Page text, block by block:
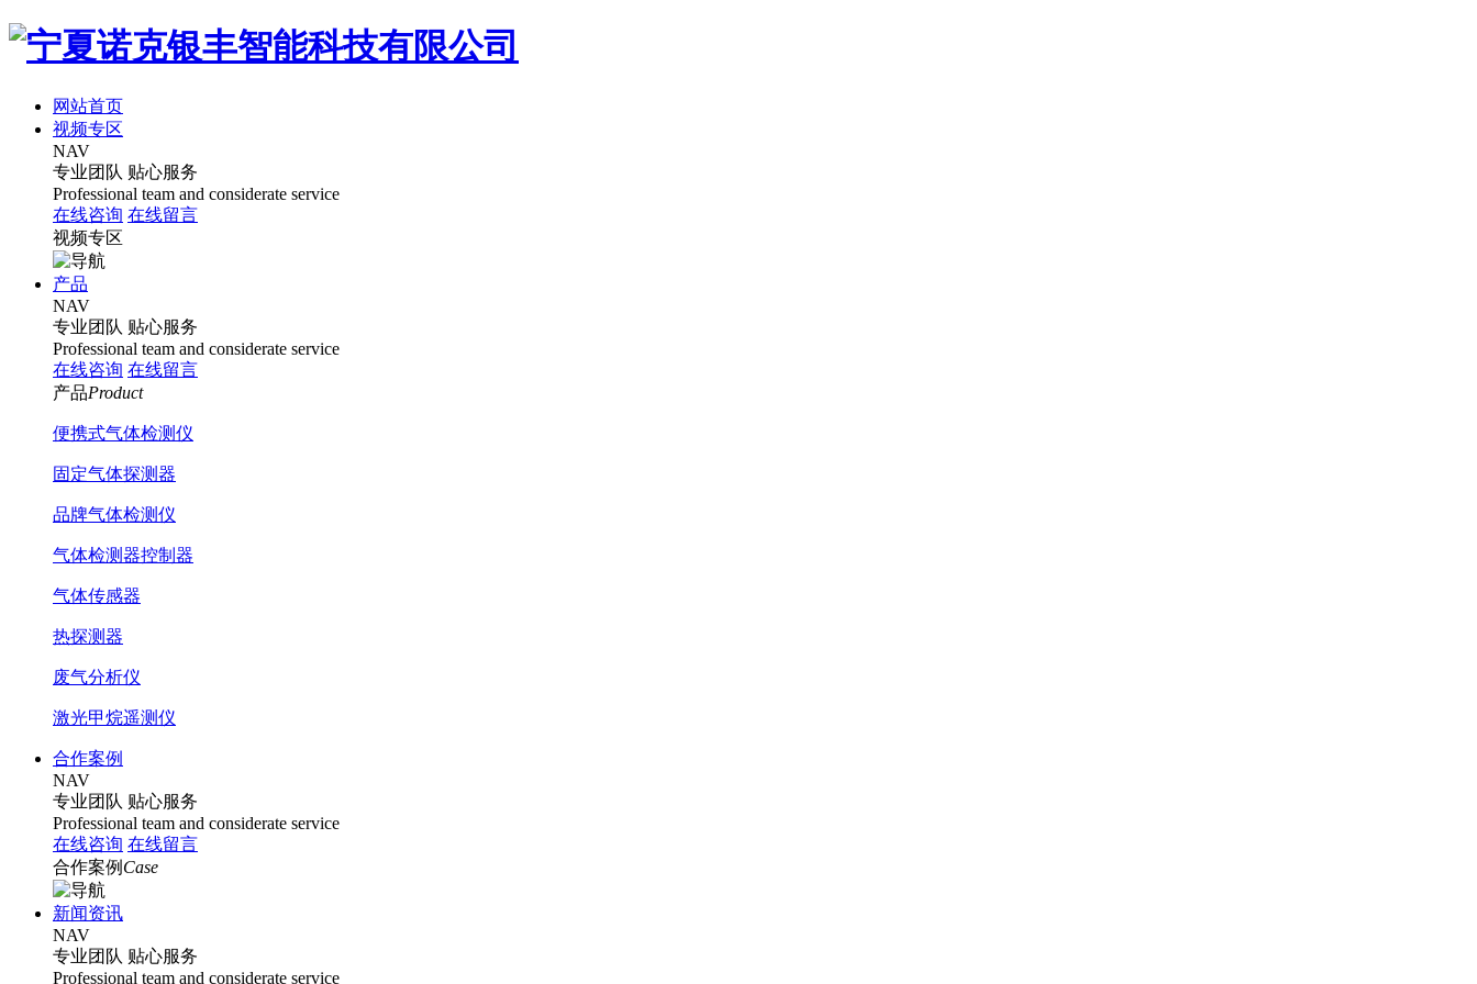
网站首页
视频专区
NAV
专业团队 贴心服务
Professional team and considerate service
在线咨询 在线留言
视频专区
产品
NAV
专业团队 贴心服务
Professional team and considerate service
在线咨询 在线留言
产品Product
便携式气体检测仪
固定气体探测器
品牌气体检测仪
气体检测器控制器
气体传感器
热探测器
废气分析仪
激光甲烷遥测仪
合作案例
NAV
专业团队 贴心服务
Professional team and considerate service
在线咨询 在线留言
合作案例 Case
新闻资讯
NAV
专业团队 贴心服务
Professional team and considerate service